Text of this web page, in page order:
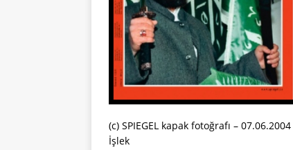
(c) SPIEGEL kapak fotoğrafı –
İşlek